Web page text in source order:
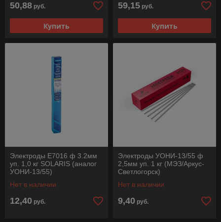
50,88 руб.
Купить
59,15 руб.
Купить
Электроды E7016 ф 3.2мм
уп. 1,0 кг SOLARIS (аналог
УОНИ-13/55)
Нет в наличии
12,40 руб.
Электроды УОНИ-13/55 ф
2,5мм уп. 1 кг (МЭЗ/Аркус-
Светлогорск)
Нет в наличии
9,40 руб.